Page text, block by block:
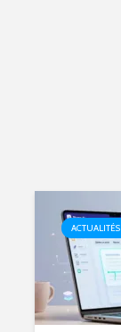
ACTUALITÉS